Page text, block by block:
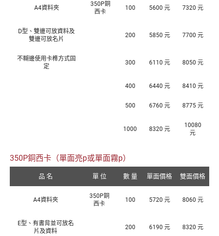
A4資料夾
350P銅
西卡
100 5600 元 7320 元
D型、雙邊可放資料及
雙邊可放名片
200 5850 元 7700 元
不糊邊使用卡榫方式固
定
300 6110 元 8050 元
400 6440 元 8410 元
500 6760 元 8775 元
1000 8320 元
10080
元
350P銅西卡（單面亮p或單面霧p）
品 名 單 位 數 量 單面價格 雙面價格
A4資料夾
350P銅
西卡
100 5720 元 8060 元
E型、有書背並可放名
片及資料
200 6190 元 8320 元